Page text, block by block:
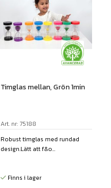
Timglas mellan, Grön 1min
Art. nr: 75188
Robust timglas med rundad
design.Lätt att f&o...
Finns i lager